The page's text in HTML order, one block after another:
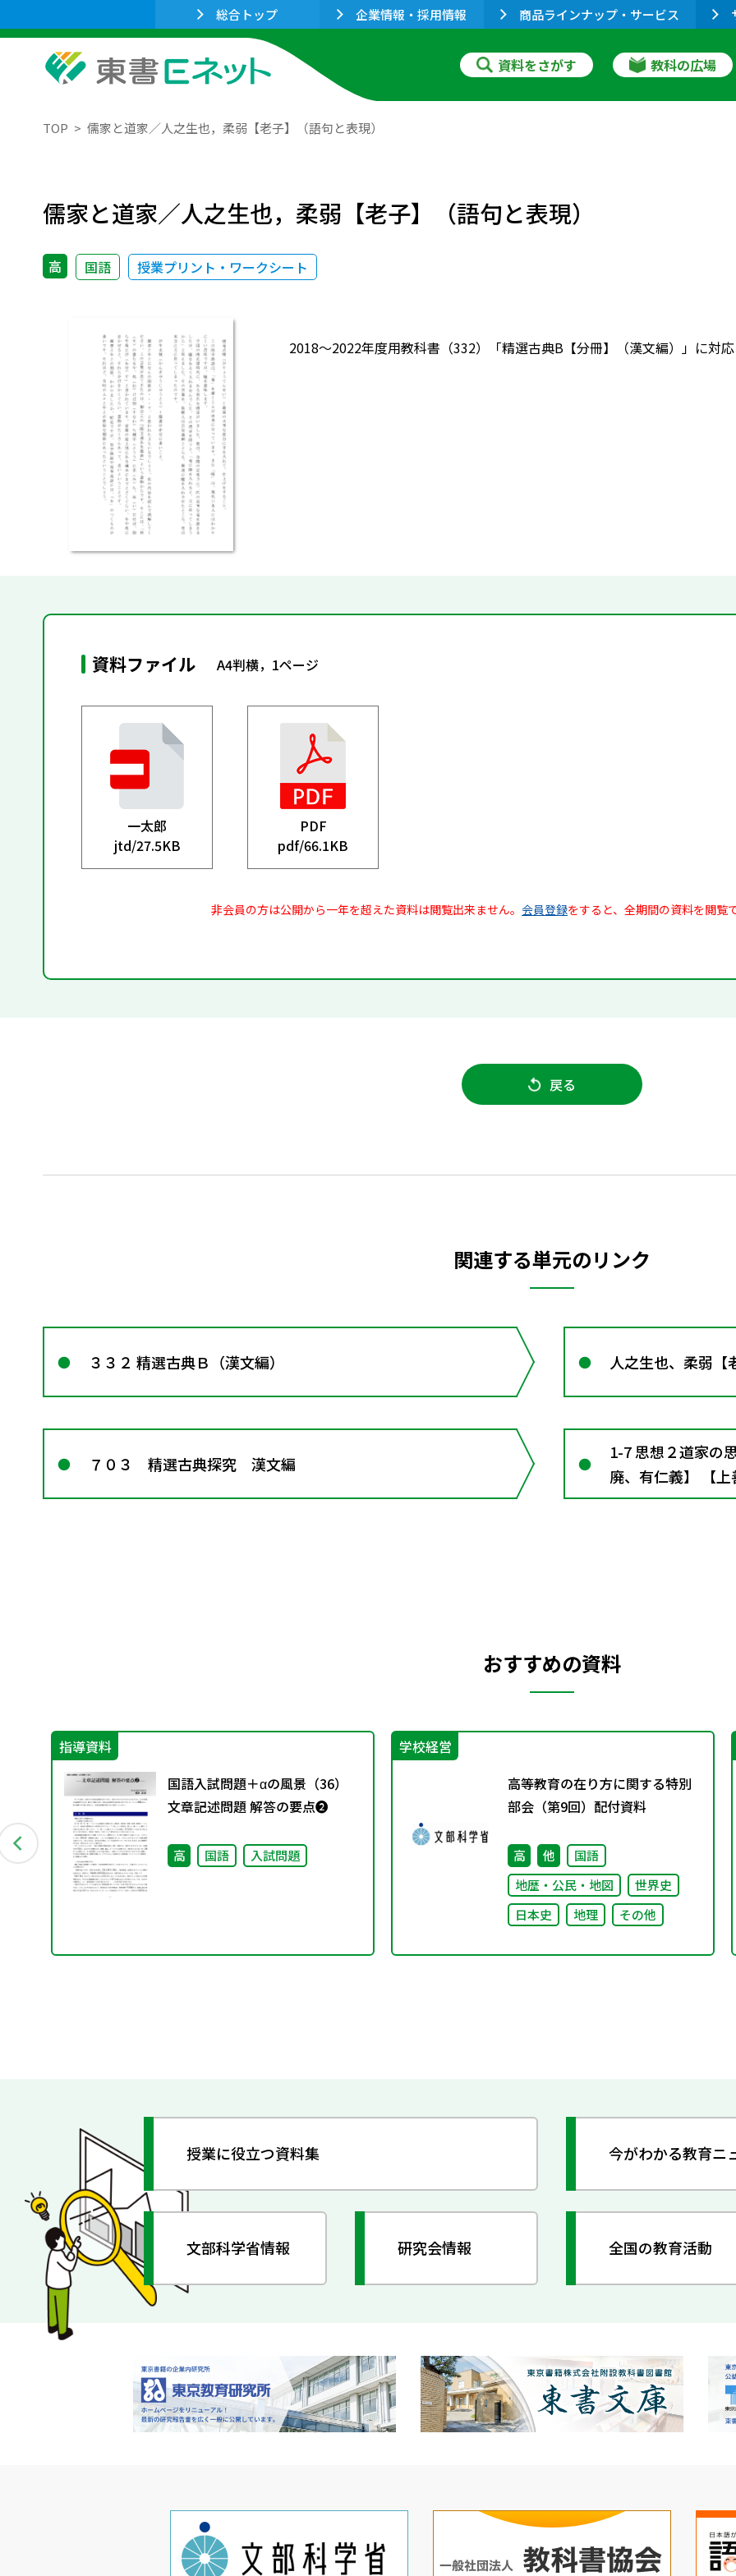
総合トップ 企業情報・採用情報 商品ラインナップ・サービス
資料をさがす 教科の広場
TOP 儒家と道家／人之生也，柔弱【老子】（語句と表現）
儒家と道家／人之生也，柔弱【老子】（語句と表現）
高 国語 授業プリント・ワークシート
2018～2022年度用教科書（332）「精選古典B【分冊】（漢文編）」に対
資料ファイル A4判横，1ページ
一太郎
jtd/27.5KB
PDF
pdf/66.1KB
非会員の方は公開から一年を超えた資料は閲覧出来ません。 会員登録をすると、全期間の資料を閲覧
戻る
関連する単元のリンク
３３２ 精選古典Ｂ（漢文編） 人之生也、柔弱【
７０３ 精選古典探究 漢文編
1-7 思想２道家の
廃、有仁義】 【
胡蝶】 ■漢文の
おすすめの資料
指導資料
国語入試問題＋αの風景（36）
文章記述問題 解答の要点❷
高 国語 入試問題
学校経営
高等教育の在り方に関する特別
部会（第9回）配付資料
高 他
国語
地歴・公民・地図
世界史
日本史
地理 その他
授業に役立つ資料集 今がわかる教育ニ
文部科学省情報 研究会情報 全国の教育活動